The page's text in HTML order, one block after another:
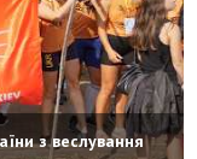
з веслування